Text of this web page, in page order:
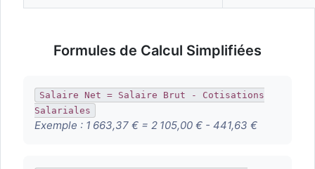
Formules de Calcul Simplifiées
Salaire Net = Salaire Brut - Cotisations
Salariales
Exemple : 1 663,37 € = 2 105,00 € - 441,63 €